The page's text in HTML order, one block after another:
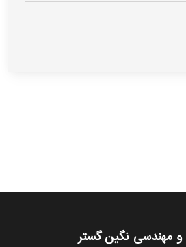
و مهندسی نگین گستر